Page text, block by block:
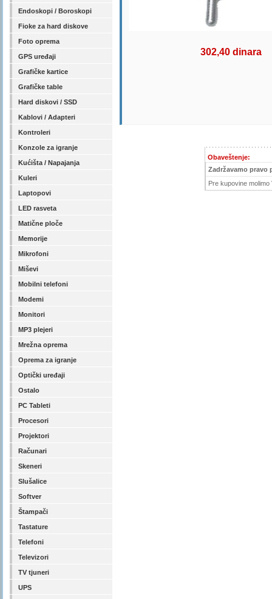
Endoskopi / Boroskopi
Fioke za hard diskove
Foto oprema
GPS uređaji
Grafičke kartice
Grafičke table
Hard diskovi / SSD
Kablovi / Adapteri
Kontroleri
Konzole za igranje
Kućišta / Napajanja
Kuleri
Laptopovi
LED rasveta
Matične ploče
Memorije
Mikrofoni
Miševi
Mobilni telefoni
Modemi
Monitori
MP3 plejeri
Mrežna oprema
Oprema za igranje
Optički uređaji
Ostalo
PC Tableti
Procesori
Projektori
Računari
Skeneri
Slušalice
Softver
Štampači
Tastature
Telefoni
Televizori
TV tjuneri
UPS
302,40 dinara
Obaveštenje:
Zadržavamo pravo
Pre kupovine